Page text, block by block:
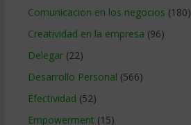
Comunicacion en los negocios (180)
Creatividad en la empresa (96)
Delegar(22)
Desarrollo Personal (566)
Efectividad (52)
Empowerment (15)